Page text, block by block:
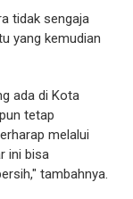
tidak sengaja
yang kemudian
ada di Kota
tetap
melalui
ini bisa
tambahnya.